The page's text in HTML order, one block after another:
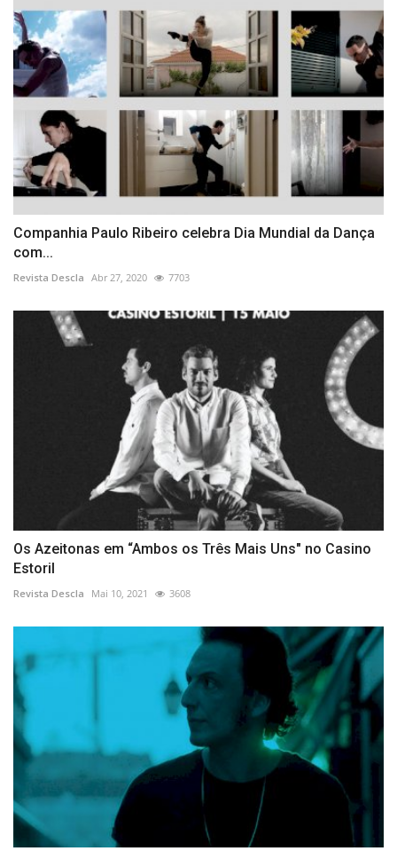
Companhia Paulo Ribeiro celebra Dia Mundial da Dança
com...
Revista Descla Abr 27, 2020 7703
Os Azeitonas em “Ambos os Três Mais Uns" no Casino
Estoril
Revista Descla Mai 10, 2021 3608